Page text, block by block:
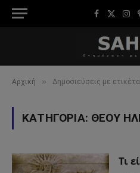
Facebook
X
Αρχική » Δημοσιεύσεις με
ΚΑΤΗΓΟΡΊΑ: ΘΕΟΎ
Τι